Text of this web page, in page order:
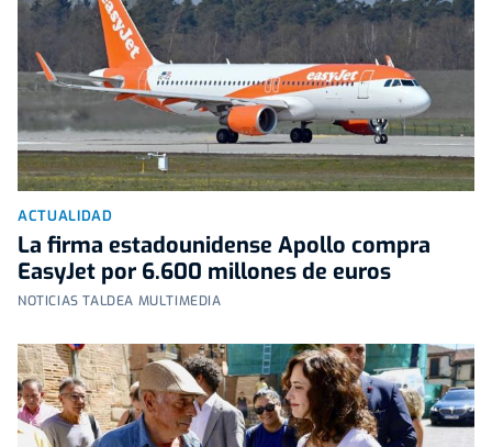
ACTUALIDAD
La firma estadounidense Apollo compra
EasyJet por 6.600 millones de euros
NOTICIAS TALDEA MULTIMEDIA